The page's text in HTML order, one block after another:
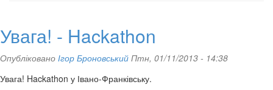
Увага! - Hackathon
Опубліковано Ігор Броновський Птн, 01/11/2013 - 14:38
Увага! Hackathon у Івано-Франківську.